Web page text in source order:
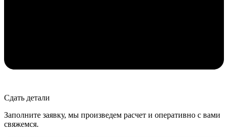
Сдать детали
Заполните заявку, мы произведем расчет и оперативно с вами
свяжемся.